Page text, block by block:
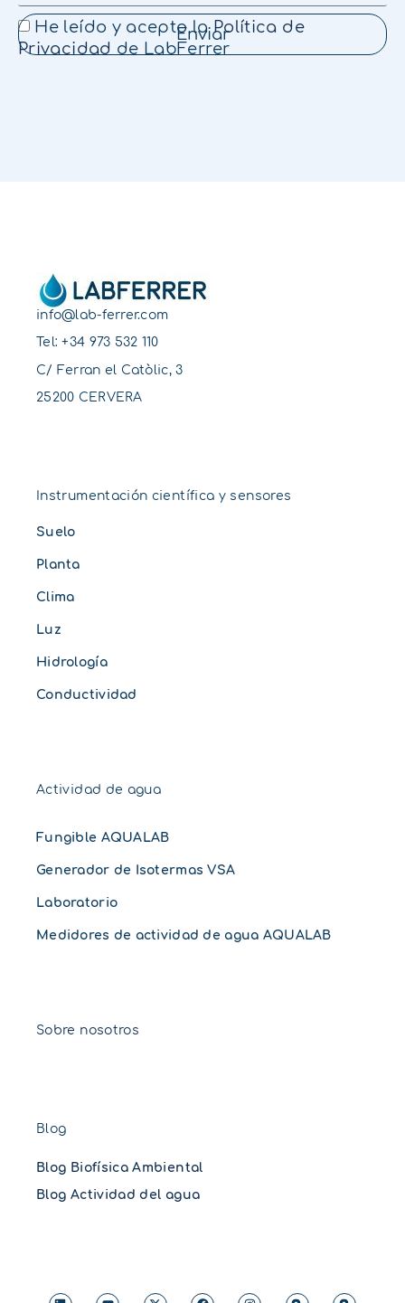
He leído y acepto la Política de
Privacidad de LabFerrer
Enviar
info@lab-ferrer.com
Tel:+34 973 532 110
C/ Ferran el Catòlic, 3
25200 CERVERA
Instrumentación científica y sensores
Suelo
Planta
Clima
Luz
Hidrología
Conductividad
Actividad de agua
Fungible AQUALAB
Generador de Isotermas VSA
Laboratorio
Medidores de actividad de agua AQUALAB
Sobre nosotros
Blog
Blog Biofísica Ambiental
Blog Actividad del agua